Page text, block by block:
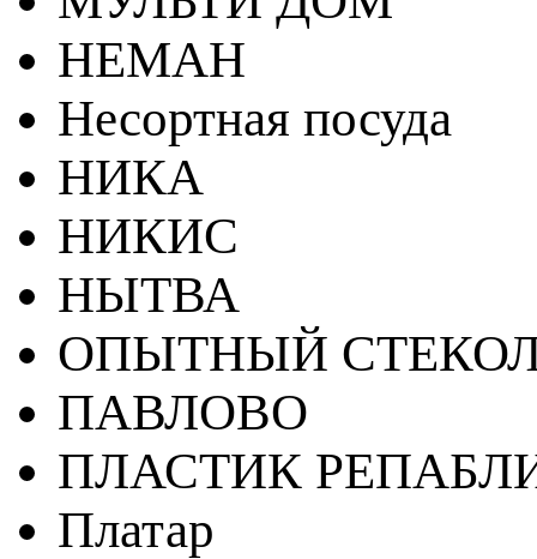
НЕМАН
Несортная посуда
НИКА
НИКИС
НЫТВА
ОПЫТНЫЙ
ПАВЛОВО
ПЛАСТИК
Платар